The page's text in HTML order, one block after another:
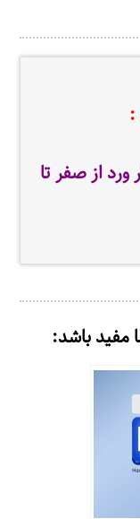
:
ورد از صفر تا
مفید باشد: